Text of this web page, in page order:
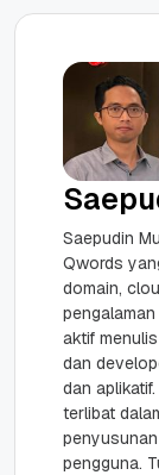
Saepudin
Qwords
domain,
aktif
dan
dan
terlibat
pengguna.